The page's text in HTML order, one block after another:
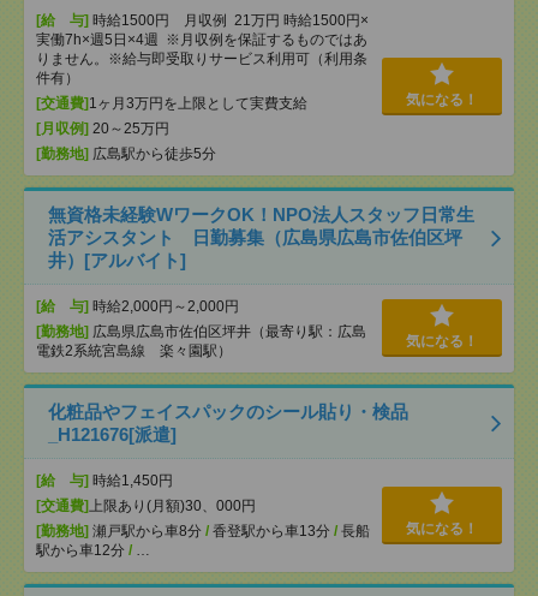
[給 与] 時給1500円 月収例 21万円 時給1500円×
実働7h×週5日×4週 ※月収例を保証するものではあ
りません。※給与即受取りサービス利用可（利用条
件有）
[交通費] 1ヶ月3万円を上限として実費支給
[月収例] 20～25万円
[勤務地] 広島駅から徒歩5分
気になる！
無資格未経験WワークOK！NPO法人スタッフ日常生
活アシスタント 日勤募集（広島県広島市佐伯区坪
井）[アルバイト]
[給 与] 時給2,000円～2,000円
[勤務地] 広島県広島市佐伯区坪井（最寄り駅：広島
電鉄2系統宮島線 楽々園駅）
気になる！
化粧品やフェイスパックのシール貼り・検品
_H121676[派遣]
[給 与] 時給1,450円
[交通費] 上限あり(月額)30、000円
[勤務地] 瀬戸駅から車8分 / 香登駅から車13分 / 長船
駅から車12分 / …
気になる！